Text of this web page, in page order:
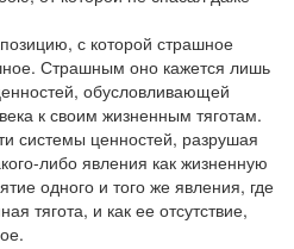
с которой страшное
Страшным оно кажется лишь
обусловливающей
к своим жизненным тяготам.
системы ценностей, разрушая
либо явления как жизненную
одного и того же явления, где
тягота, и как ее отсутствие,